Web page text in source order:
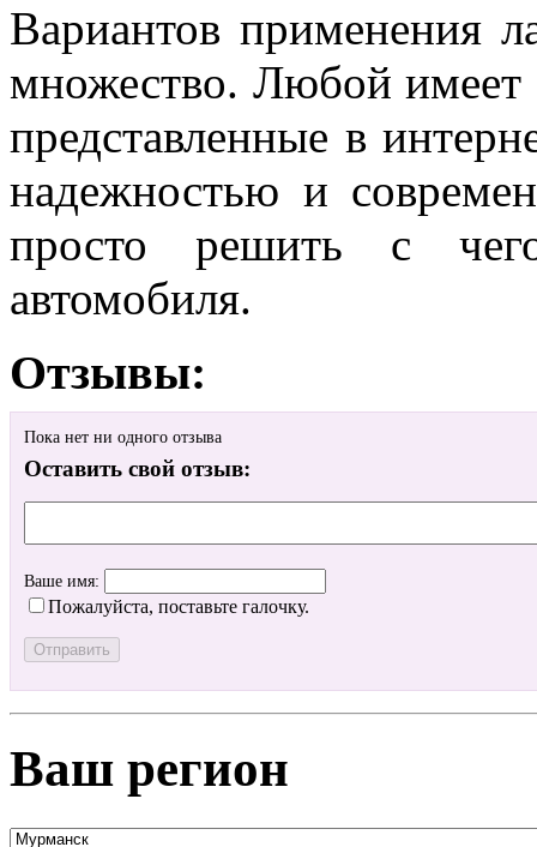
Вариантов применения
множество. Любой имеет
представленные в
надежностью и
просто решить с
автомобиля.
Отзывы:
Пока нет ни одного отзыва
Оставить свой отзыв:
Ваше имя:
Пожалуйста, поставьте галочку.
Ваш регион